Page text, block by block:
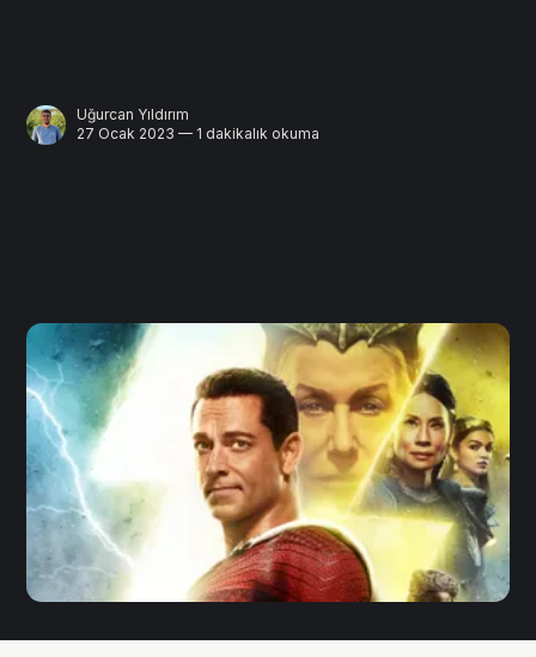
Uğurcan Yıldırım
27 Ocak 2023 — 1 dakikalık okuma